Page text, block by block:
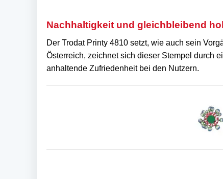
Nachhaltigkeit und gleichbleibend
Der Trodat Printy 4810 setzt, wie auch sein
Österreich, zeichnet sich dieser Stempel durch
anhaltende Zufriedenheit bei den Nutzern.